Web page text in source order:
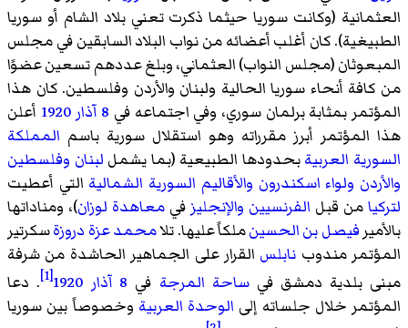
العثمانية (وكانت سوريا حيثما ذكرت تعني بلاد الشام أو سوريا
الطبيغية). كان أغلب أعضائه من نواب البلاد السابقين في مجلس
المبعوثان (مجلس النواب) العثماني، وبلغ عددهم تسعين عضوًا
من كافة أنحاء سوريا الحالية ولبنان والأردن وفلسطين. كان هذا
المؤتمر بمثابة برلمان سوري، وفي اجتماعه في 8 آذار 1920 أعلن
هذا المؤتمر أبرز مقرراته وهو استقلال سورية باسم المملكة
السورية العربيةبحدودها الطبيعية (بما يشمل لبنان وفلسطين
والأردن ولواء اسكندرون والأقاليم السورية الشمالية التي أعطيت
لتركيامن قبل الفرنسيين والإنجليز في معاهدة لوزان)، ومناداتها
بالأميرفيصل بن الحسينملكاً عليها. تلامحمد عزة دروزةسكرتير
المؤتمر مندوب نابلس القرار على الجماهير الحاشدة من شرفة
مبنى بلدية دمشق فيساحة المرجة في 8 آذار 1920
[1] . دعا
المؤتمر خلال جلساته إلى الوحدة العربية وخصوصاً بين سوريا